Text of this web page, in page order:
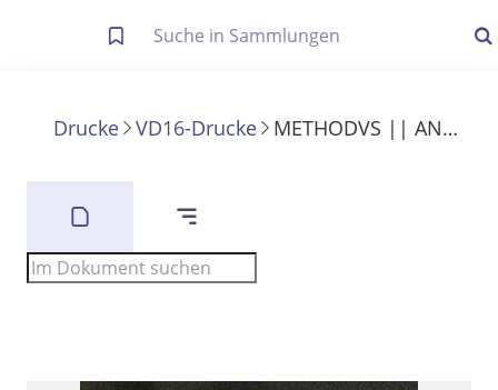
Die letzte Trefferliste besteht aus Ihrer letzten Suche, samt
Anzeigen
Zuletzt gesucht
Drucke VD16-Drucke METHODVS || ANATOMICA:|| Siue,|| ARS CONSECANDI,|| HIERONYMI CAPIVACCEI || PATAVINI;|| ... Cum Praefatione de Anatomię Laudibus & Editionis Occa-||sione, TEVCRII ANNAEI PRIVATI ... ||